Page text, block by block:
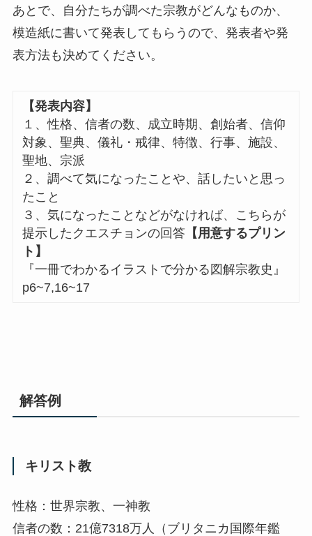
あとで、自分たちが調べた宗教がどんなものか、
模造紙に書いて発表してもらうので、発表者や発
表方法も決めてください。
【発表内容】
１、性格、信者の数、成立時期、創始者、信仰
対象、聖典、儀礼・戒律、特徴、行事、施設、
聖地、宗派
２、調べて気になったことや、話したいと思っ
たこと
３、気になったことなどがなければ、こちらが
提示したクエスチョンの回答 【用意するプリン
ト】
『一冊でわかるイラストで分かる図解宗教史』
p6~7,16~17
解答例
キリスト教
性格：世界宗教、一神教
信者の数：21億7318万人（ブリタニカ国際年鑑